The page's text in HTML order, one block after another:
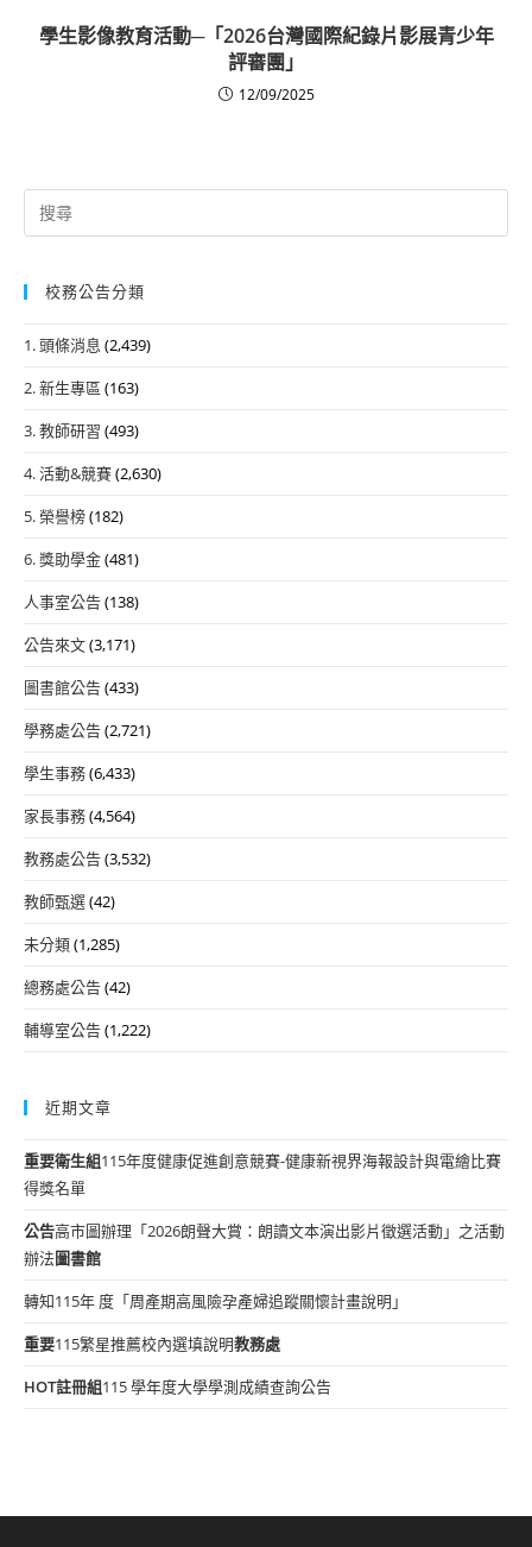
學生影像教育活動─「2026台灣國際紀錄片影展青少年
評審團」
12/09/2025
Search
for:
校務公告分類
1. 頭條消息 (2,439)
2. 新生專區 (163)
3. 教師研習 (493)
4. 活動&競賽(2,630)
5. 榮譽榜(182)
6. 獎助學金(481)
人事室公告(138)
公告來文(3,171)
圖書館公告(433)
學務處公告(2,721)
學生事務(6,433)
家長事務(4,564)
教務處公告(3,532)
教師甄選(42)
未分類(1,285)
總務處公告(42)
輔導室公告(1,222)
近期文章
重要衛生組115年度健康促進創意競賽-健康新視界海報設計與電繪比賽
得獎名單
公告高市圖辦理「2026朗聲大賞：朗讀文本演出影片徵選活動」之活動
辦法圖書館
轉知115年 度「周產期高風險孕產婦追蹤關懷計畫說明」
重要115繁星推薦校內選填說明教務處
HOT註冊組115 學年度大學學測成績查詢公告